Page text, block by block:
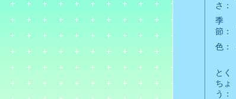
さ：
季
節：
色：
とく
ちょ
う：